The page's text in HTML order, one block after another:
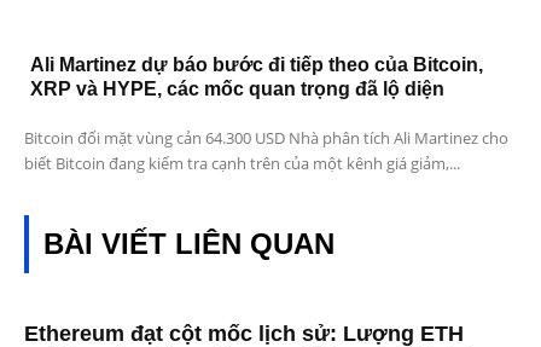
Ali Martinez dự báo bước đi tiếp theo của Bitcoin,
XRP và HYPE, các mốc quan trọng đã lộ diện
Bitcoin đối mặt vùng cản 64.300 USD Nhà phân tích Ali Martinez cho
biết Bitcoin đang kiểm tra cạnh trên của một kênh giá giảm,...
BÀI VIẾT LIÊN QUAN
Ethereum đạt cột mốc lịch sử: Lượng ETH